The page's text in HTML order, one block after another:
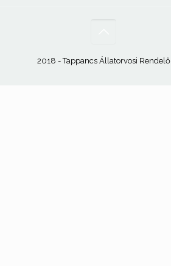
2018 - Tappancs Állatorvosi Rendelő